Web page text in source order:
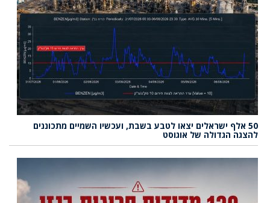
50 אלף ישראלים יצאו לטבע בשבת, ועכשיו השמיים מתכוננים
להצגה הגדולה של אוגוסט